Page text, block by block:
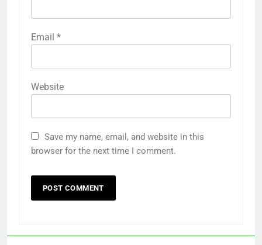
Email *
Website
Save my name, email, and website in this
browser for the next time I comment.